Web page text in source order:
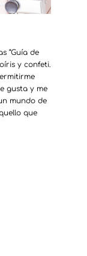
“Guía de
y confeti.
gusta y me
mundo de
que